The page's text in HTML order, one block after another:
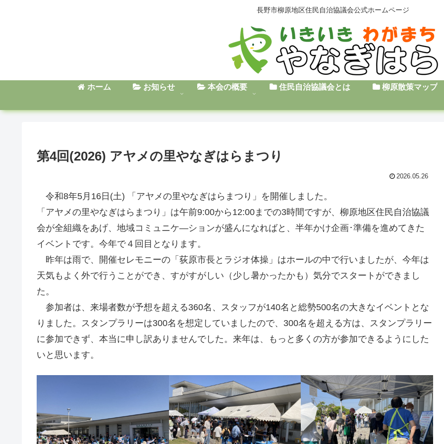
長野市柳原地区住民自治協議会公式ホームページ
ホーム お知らせ 本会の概要 住民自治協議会とは 柳原散策マップ
第4回(2026) アヤメの里やなぎはらまつり
2026.05.26
令和8年5月16日(土) 「アヤメの里やなぎはらまつり」を開催しました。
「アヤメの里やなぎはらまつり」は午前9:00から12:00までの3時間ですが、柳原地区住民自治協議
会が全組織をあげ、地域コミュニケ―ションが盛んになればと、半年かけ企画･準備を進めてきた
イベントです。今年で４回目となります。
昨年は雨で、開催セレモニーの「荻原市長とラジオ体操」はホールの中で行いましたが、今年は
天気もよく外で行うことができ、すがすがしい（少し暑かったかも）気分でスタートができまし
た。
参加者は、来場者数が予想を超える360名、スタッフが140名と総勢500名の大きなイベントとな
りました。スタンプラリーは300名を想定していましたので、300名を超える方は、スタンプラリー
に参加できず、本当に申し訳ありませんでした。来年は、もっと多くの方が参加できるようにした
いと思います。